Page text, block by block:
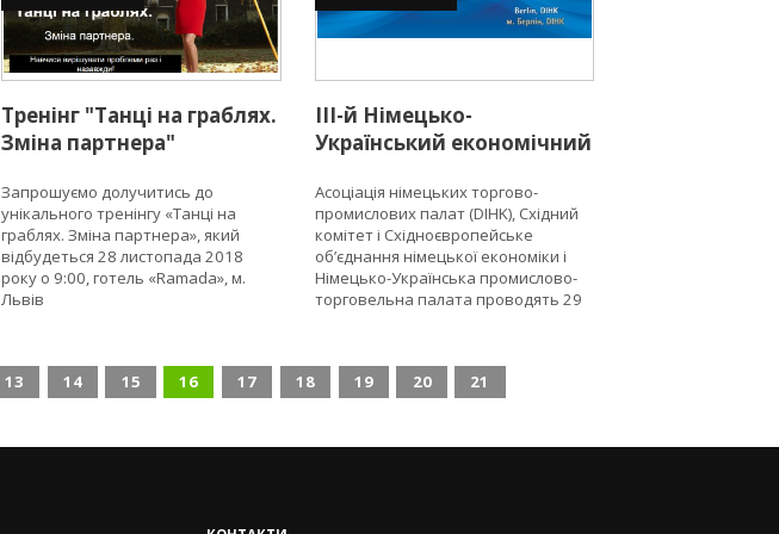
ЄС.
Тренінг "Танці на граблях.
Зміна партнера"
Запрошуємо долучитись до
унікального тренінгу «Танці на
граблях. Зміна партнера», який
відбудеться 28 листопада 2018
року о 9:00, готель «Ramada», м.
Львів
ІІІ-й Німецько-
Український економічний
Асоціація німецьких торгово-
промислових палат (DIHK), Східний
комітет і Східноєвропейське
об’єднання німецької економіки і
Німецько-Українська промислово-
торговельна палата проводять 29
Німецько-Український економічний
форум.
13 14 15 16 17 18 19 20
21